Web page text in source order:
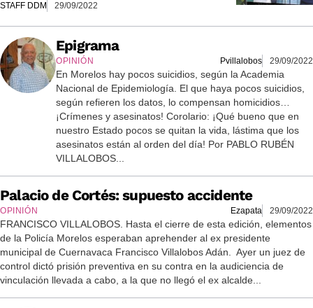
STAFF DDM 29/09/2022
Epigrama
OPINIÓN Pvillalobos 29/09/2022
En Morelos hay pocos suicidios, según la Academia
Nacional de Epidemiología. El que haya pocos suicidios,
según refieren los datos, lo compensan homicidios…
¡Crímenes y asesinatos! Corolario: ¡Qué bueno que en
nuestro Estado pocos se quitan la vida, lástima que los
asesinatos están al orden del día! Por PABLO RUBÉN
VILLALOBOS...
Palacio de Cortés: supuesto accidente
OPINIÓN Ezapata 29/09/2022
FRANCISCO VILLALOBOS. Hasta el cierre de esta edición, elementos
de la Policía Morelos esperaban aprehender al ex presidente
municipal de Cuernavaca Francisco Villalobos Adán. Ayer un juez de
control dictó prisión preventiva en su contra en la audiciencia de
vinculación llevada a cabo, a la que no llegó el ex alcalde...